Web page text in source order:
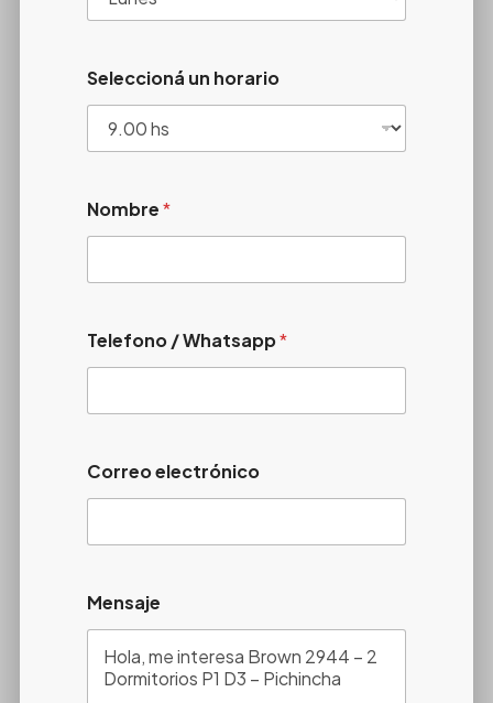
Seleccioná un horario
Nombre*
Telefono / Whatsapp*
Correo electrónico
Mensaje